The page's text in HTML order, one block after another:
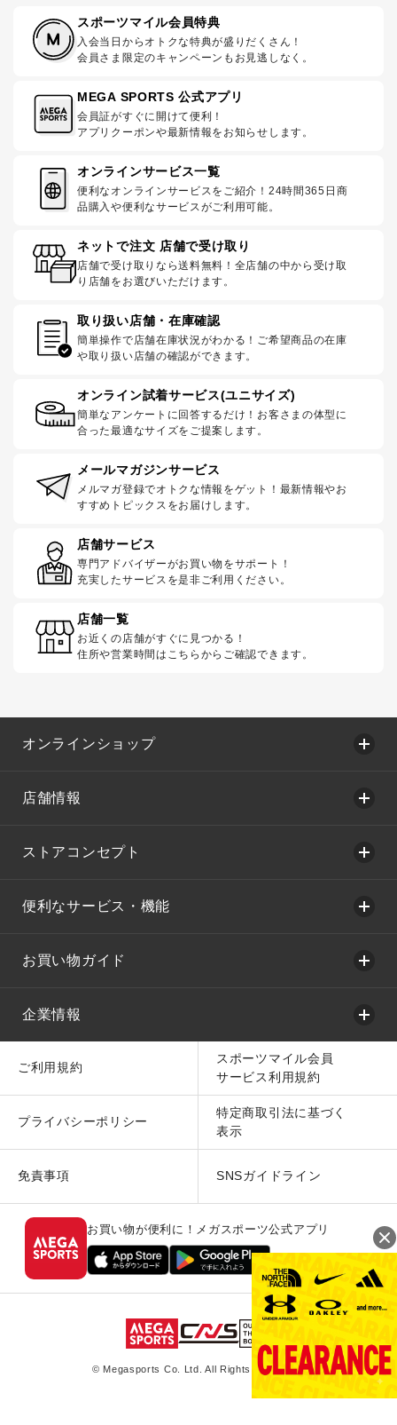
スポーツマイル会員特典
入会当日からオトクな特典が盛りだくさん！
会員さま限定のキャンペーンもお見逃しなく。
MEGA SPORTS 公式アプリ
会員証がすぐに開けて便利！
アプリクーポンや最新情報をお知らせします。
オンラインサービス一覧
便利なオンラインサービスをご紹介！24時間365日商
品購入や便利なサービスがご利用可能。
ネットで注文 店舗で受け取り
店舗で受け取りなら送料無料！全店舗の中から受け取
り店舗をお選びいただけます。
取り扱い店舗・在庫確認
簡単操作で店舗在庫状況がわかる！ご希望商品の在庫
や取り扱い店舗の確認ができます。
オンライン試着サービス(ユニサイズ)
簡単なアンケートに回答するだけ！お客さまの体型に
合った最適なサイズをご提案します。
メールマガジンサービス
メルマガ登録でオトクな情報をゲット！最新情報やお
すすめトピックスをお届けします。
店舗サービス
専門アドバイザーがお買い物をサポート！
充実したサービスを是非ご利用ください。
店舗一覧
お近くの店舗がすぐに見つかる！
住所や営業時間はこちらからご確認できます。
オンラインショップ
店舗情報
ストアコンセプト
便利なサービス・機能
お買い物ガイド
企業情報
ご利用規約
スポーツマイル会員
サービス利用規約
プライバシーポリシー
特定商取引法に基づく
表示
免責事項 SNSガイドライン
お買い物が便利に！メガスポーツ公式アプリ
© Megasports Co. Ltd. All Rights Reserved.